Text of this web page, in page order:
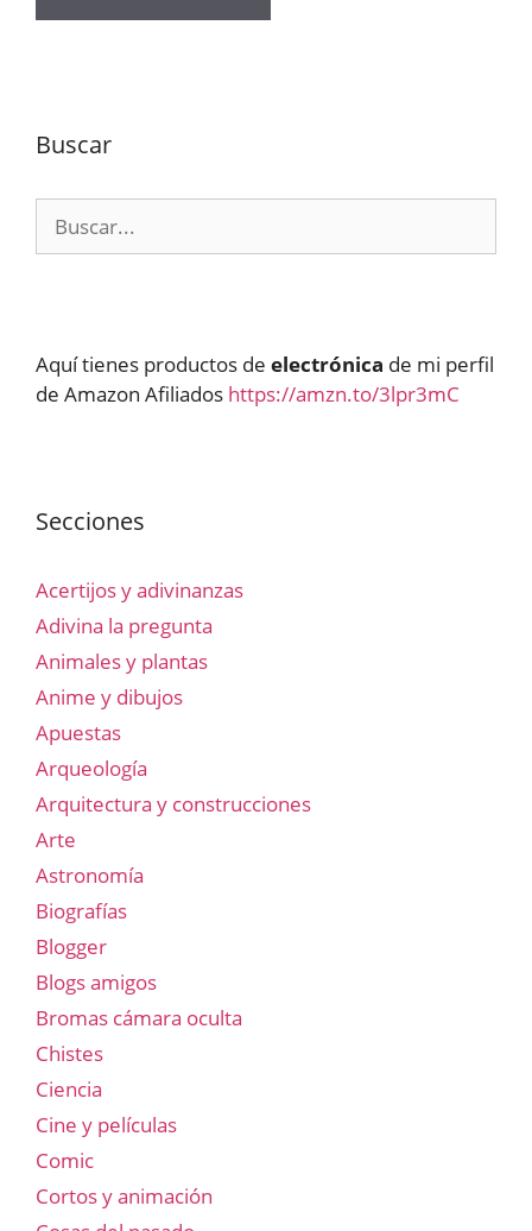
Buscar
Aquí tienes productos de electrónica de mi perfil
de Amazon Afiliados https://amzn.to/3lpr3mC
Secciones
Acertijos y adivinanzas
Adivina la pregunta
Animales y plantas
Anime y dibujos
Apuestas
Arqueología
Arquitectura y construcciones
Arte
Astronomía
Biografías
Blogger
Blogs amigos
Bromas cámara oculta
Chistes
Ciencia
Cine y películas
Comic
Cortos y animación